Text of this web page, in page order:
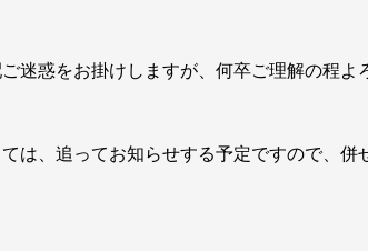
迷惑をお掛けしますが、何卒ご理解の程よ
は、追ってお知らせする予定ですので、併